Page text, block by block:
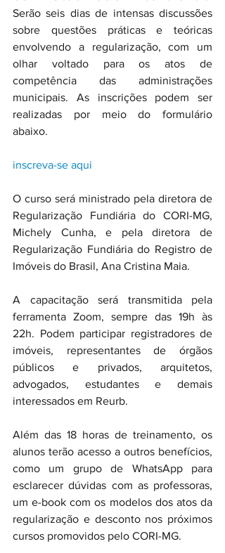
Serão seis dias de intensas discussões
sobre questões práticas e teóricas
envolvendo a regularização, com um
olhar voltado para os atos de
competência das administrações
municipais. As inscrições podem ser
realizadas por meio do formulário
abaixo.
inscreva-se aqui
O curso será ministrado pela diretora de
Regularização Fundiária do CORI-MG,
Michely Cunha, e pela diretora de
Regularização Fundiária do Registro de
Imóveis do Brasil, Ana Cristina Maia.
A capacitação será transmitida pela
ferramenta Zoom, sempre das 19h às
22h. Podem participar registradores de
imóveis, representantes de órgãos
públicos e privados, arquitetos,
advogados, estudantes e demais
interessados em Reurb.
Além das 18 horas de treinamento, os
alunos terão acesso a outros benefícios,
como um grupo de WhatsApp para
esclarecer dúvidas com as professoras,
um e-book com os modelos dos atos da
regularização e desconto nos próximos
cursos promovidos pelo CORI-MG.